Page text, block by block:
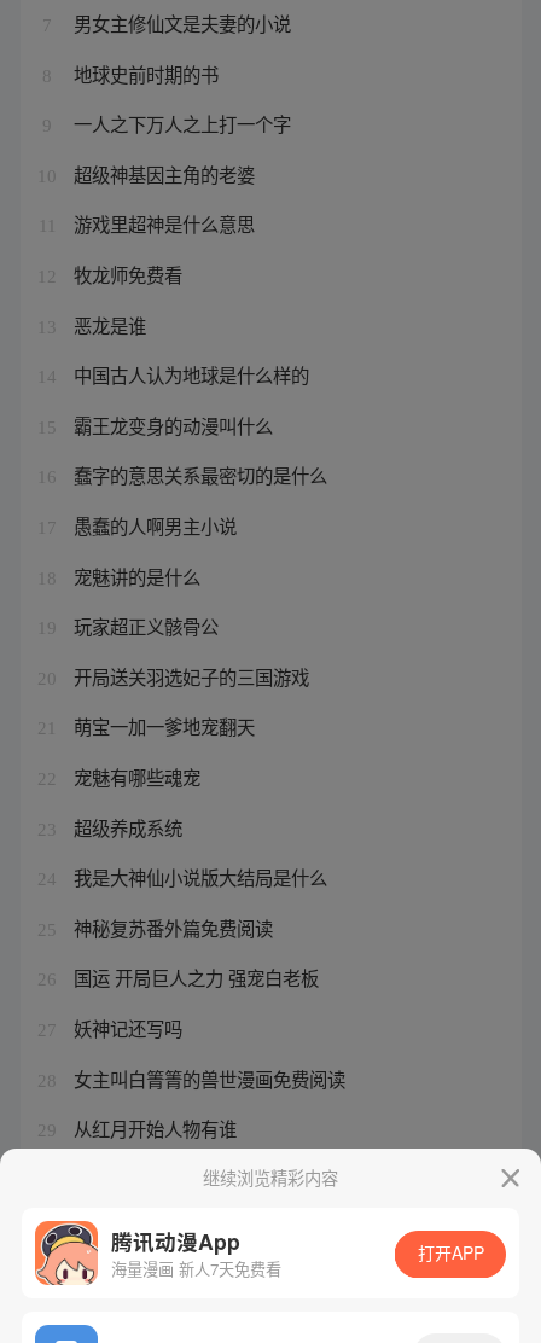
7 男女主修仙文是夫妻的小说
8 地球史前时期的书
9 一人之下万人之上打一个字
10 超级神基因主角的老婆
游戏里超神是什么意思
12 牧龙师免费看
13 恶龙是谁
14 中国古人认为地球是什么样的
15 霸王龙变身的动漫叫什么
16 蠢字的意思关系最密切的是什么
17 愚蠢的人啊男主小说
18 宠魅讲的是什么
19 玩家超正义骸骨公
20 开局送关羽选妃子的三国游戏
21 萌宝一加一爹地宠翻天
22 宠魅有哪些魂宠
23 超级养成系统
24 我是大神仙小说版大结局是什么
25 神秘复苏番外篇免费阅读
26 国运 开局巨人之力 强宠白老板
27 妖神记还写吗
28 女主叫白箐箐的兽世漫画免费阅读
29 从红月开始人物有谁
徐令宜什么时候爱上十一娘的
继续浏览精彩内容
腾讯动漫App
海量漫画 新人7天免费看
打开APP